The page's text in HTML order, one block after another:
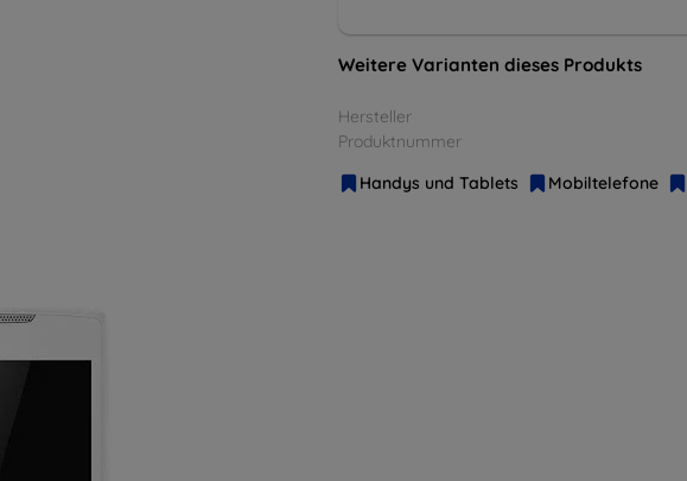
Weitere Varianten dieses Produkts
Hersteller
Produktnummer
Handys und Tablets
Mobiltelefone